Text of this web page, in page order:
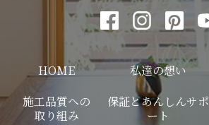
HOME 私達の想い
施工品質への
取り組み
保証とあんしんサポ
ート